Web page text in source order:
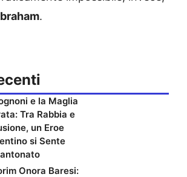
.
e la Maglia
Tra Rabbia e
un Eroe
si Sente
Onora Baresi: